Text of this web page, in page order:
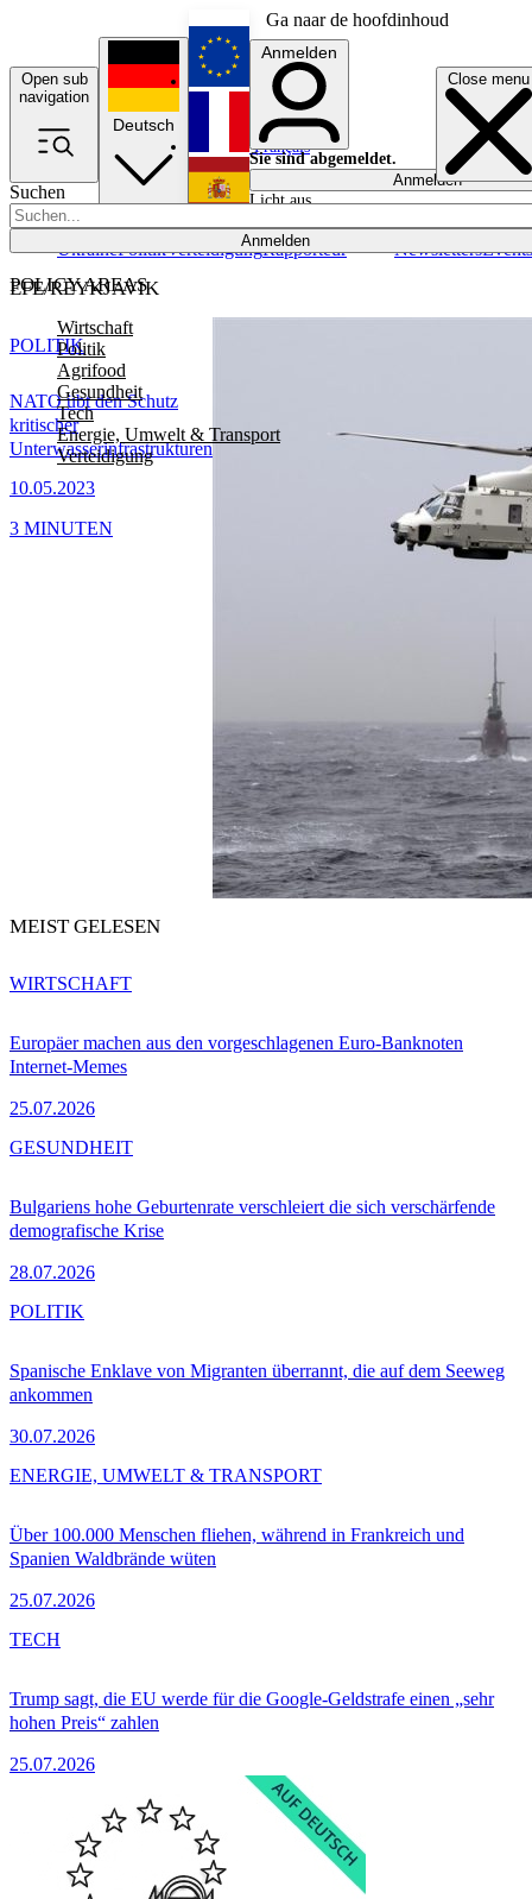
Ga naar de hoofdinhoud
Open sub
navigation
Close menu
Suchen
Anmelden
POLICY AREAS
Wirtschaft
Politik
Agrifood
Gesundheit
Tech
Energie, Umwelt & Transport
Verteidigung
UkrainePolitikVerteidigungRapporteur NewslettersEvents
Deutsch
English
Français
Anmelden
Sie sind abgemeldet.
Anmelden
Licht aus
EFE/REYKJAVIK
NATO übt den Schutz
kritischer
Unterwasserinfrastrukturen
10.05.2023
POLITIK
3 MINUTEN
MEIST GELESEN
Europäer machen aus den vorgeschlagenen Euro-Banknoten
Internet-Memes
25.07.2026
WIRTSCHAFT
Bulgariens hohe Geburtenrate verschleiert die sich verschärfende
demografische Krise
28.07.2026
GESUNDHEIT
Spanische Enklave von Migranten überrannt, die auf dem Seeweg
ankommen
30.07.2026
POLITIK
Über 100.000 Menschen fliehen, während in Frankreich und
Spanien Waldbrände wüten
25.07.2026
ENERGIE, UMWELT & TRANSPORT
Trump sagt, die EU werde für die Google-Geldstrafe einen „sehr
hohen Preis“ zahlen
25.07.2026
TECH